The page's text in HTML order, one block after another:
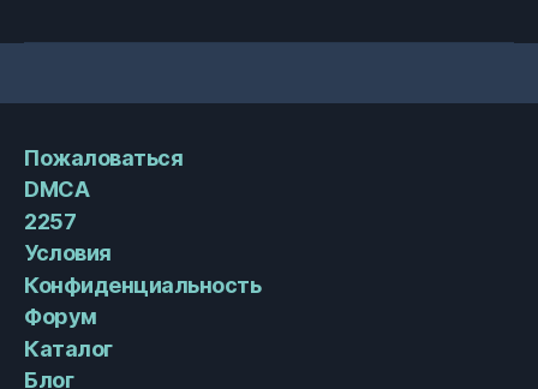
Пожаловаться
DMCA
2257
Условия
Конфиденциальность
Форум
Каталог
Блог